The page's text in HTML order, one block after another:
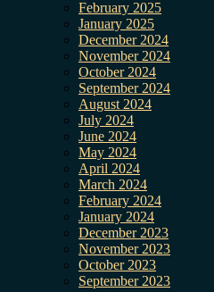
February 2025
January 2025
December 2024
November 2024
October 2024
September 2024
August 2024
July 2024
June 2024
May 2024
April 2024
March 2024
February 2024
January 2024
December 2023
November 2023
October 2023
September 2023